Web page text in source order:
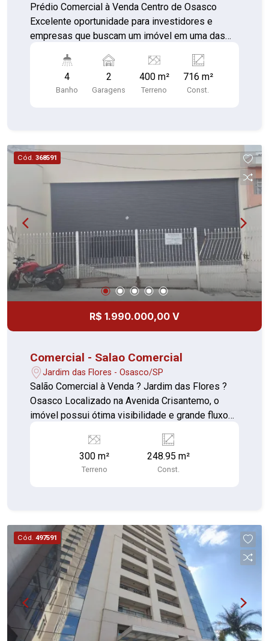
Prédio Comercial à Venda Centro de Osasco
Excelente oportunidade para investidores e
empresas que buscam um imóvel em uma das
Osasco. Prédio comercial localizado no coração
do Centro de Osasco, atualmente locado para os
Correios, proporcionando excelente visibilidade e
públicos, restaurantes, transporte público e à
estação da CPTM, oferecendo fácil acesso às
principais vias da cidade. Ideal para investidores
potencial de valorização. Entre em contato para
mais informações, documentação e agendamento
de visita.
4
Banho
2
Garagens
400 m²
Terreno
716 m²
Const.
Cód. 368591
R$ 1.990.000,00 V
Comercial - Salao Comercial
Jardim das Flores - Osasco/SP
Salão Comercial à Venda ? Jardim das Flores ?
Osasco Localizado na Avenida Crisantemo, o
imóvel possui ótima visibilidade e grande fluxo
potencial para diversos segmentos comerciais.
Características do imóvel: Terreno com 300 m²;
Área construída de 248 m²; Amplo espaço
300 m²
Terreno
248.95 m²
Const.
Cód. 497591